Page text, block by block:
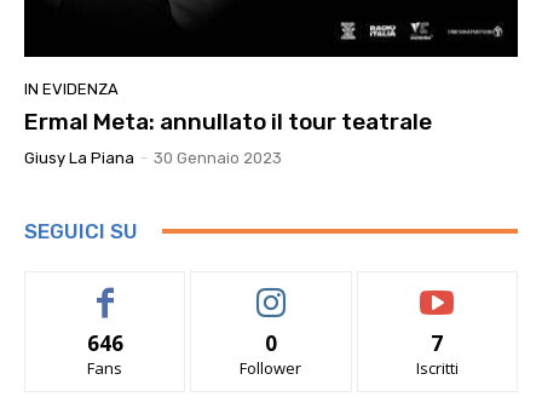
IN EVIDENZA
Ermal Meta: annullato il tour teatrale
Giusy La Piana - 30 Gennaio 2023
SEGUICI SU
646
Fans
0
Follower
7
Iscritti